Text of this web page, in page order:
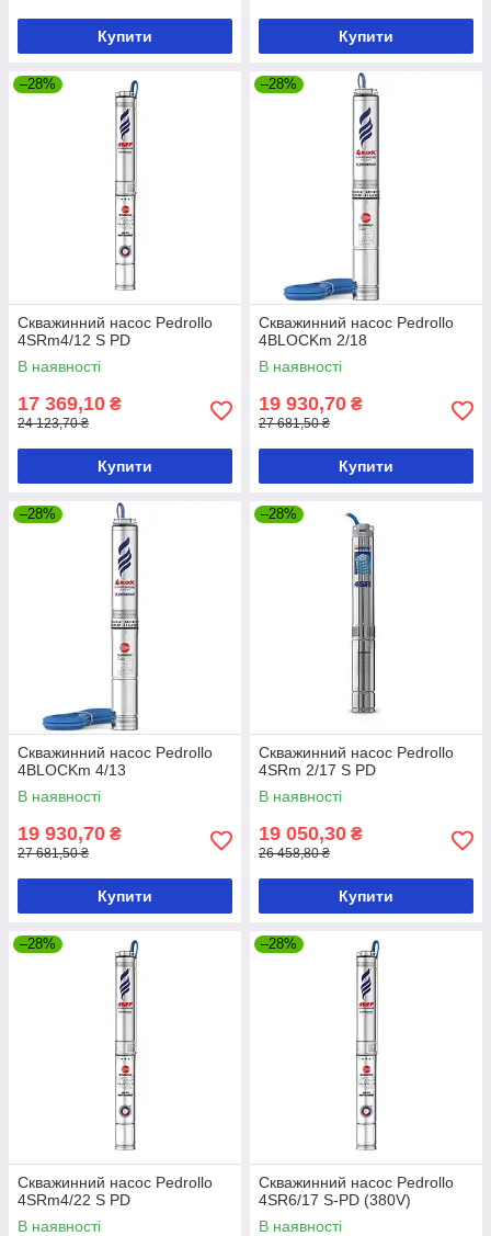
Купити Купити
–28%
Скважинний насос Pedrollo
4SRm4/12 S PD
В наявності
17 369,10 ₴
24 123,70 ₴
Купити
–28%
Скважинний насос Pedrollo
4BLOCKm 2/18
В наявності
19 930,70 ₴
27 681,50 ₴
Купити
–28%
Скважинний насос Pedrollo
4BLOCKm 4/13
В наявності
19 930,70 ₴
27 681,50 ₴
Купити
–28%
Скважинний насос Pedrollo
4SRm 2/17 S PD
В наявності
19 050,30 ₴
26 458,80 ₴
Купити
–28%
Скважинний насос Pedrollo
4SRm4/22 S PD
В наявності
–28%
Скважинний насос Pedrollo
4SR6/17 S-PD (380V)
В наявності